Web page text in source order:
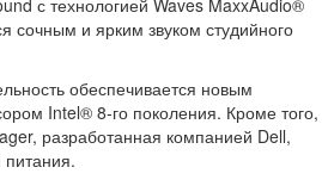
с технологией Waves MaxxAudio®
сочным и ярким звуком студийного
обеспечивается новым
Intel® 8-го поколения. Кроме того,
разработанная компанией Dell,